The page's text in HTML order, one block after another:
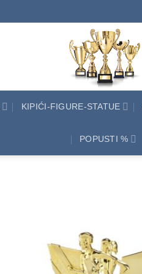
KIPIĆI-FIGURE-STATUE
POPUSTI %